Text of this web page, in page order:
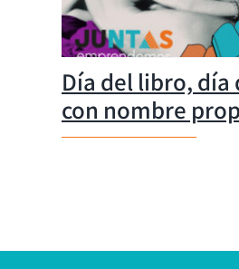
Día del libro, día
con nombre